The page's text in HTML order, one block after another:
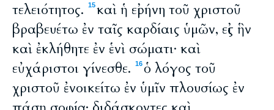
τελειότητος.
15καὶ ἡ εἰρήνη τοῦ χριστοῦ
βραβευέτω ἐν ταῖς καρδίαις ὑμῶν, εἰς ἣν
καὶ ἐκλήθητε ἐν ἑνὶ σώματι· καὶ
εὐχάριστοι γίνεσθε.
16ὁ λόγος τοῦ
χριστοῦ ἐνοικείτω ἐν ὑμῖν πλουσίως ἐν